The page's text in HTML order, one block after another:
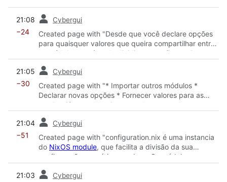
21:08 Cybergui
−24
Created page with "Desde que você declare opções
para quaisquer valores que queira compartilhar entre
os módulos, você pode dividir sua configuração como
transitivamente, pelo seu arquivo root
configuration.nix. Você também pode importar
módulos de fontes remotas, usando funções como
<code>builtins.fetchTarball</code>. Veja o
wiki page
ou o [https://nixos.org/manual/nixos/stable/#sec-
writing-modules NixOS manua..."
21:05 Cybergui
−30
Created page with "* Importar outros módulos *
Declarar novas opções * Fornecer valores para as
opções (é o que a maior parte do seu
opções de outros módulos (via the
<code>config</code> attribute passed to all
modules)"
21:04 Cybergui
−51
Created page with "configuration.nix é uma instancia
do NixOS module, que facilita a divisão da sua
configuração em vários arquivos. Os módulos
podem:"
21:03 Cybergui